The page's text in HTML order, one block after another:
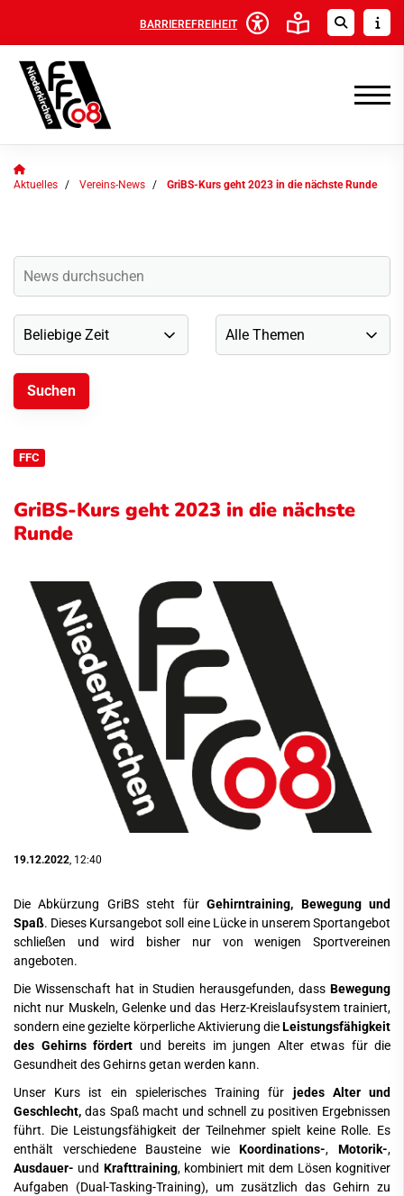
BARRIEREFREIHEIT
Aktuelles Vereins-News GriBS-Kurs geht 2023 in die nächste Runde
FFC
GriBS-Kurs geht 2023 in die nächste
Runde
19.12.2022 , 12:40
Die Abkürzung GriBS steht fürGehirntraining, Bewegung und
Spaß. Dieses Kursangebot soll eine Lücke in unserem Sportangebot
schließen und wird bisher nur von wenigen Sportvereinen
angeboten.
Die Wissenschaft hat in Studien herausgefunden, dass Bewegung
nicht nur Muskeln, Gelenke und das Herz-Kreislaufsystem trainiert,
sondern eine gezielte körperliche Aktivierung dieLeistungsfähigkeit
des Gehirns fördert und bereits im jungen Alter etwas für die
Gesundheit des Gehirns getan werden kann.
Unser Kurs ist ein spielerisches Training für jedes Alterund
Geschlecht,das Spaß macht und schnell zu positiven Ergebnissen
führt. Die Leistungsfähigkeit der Teilnehmer spielt keine Rolle. Es
enthält verschiedene Bausteine wieKoordinations-,Motorik-,
Ausdauer- und Krafttraining, kombiniert mit dem Lösen kognitiver
Aufgaben (Dual-Tasking-Training), um zusätzlich das Gehirn zu